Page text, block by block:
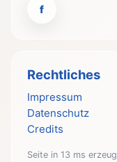
f
Rechtliches
Impressum
Datenschutz
Credits
Seite in 13 ms